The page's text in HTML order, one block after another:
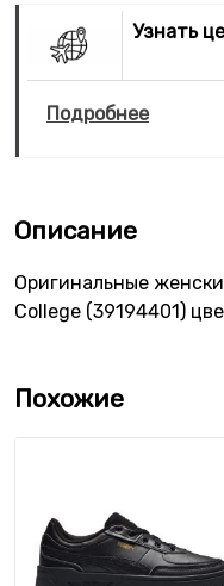
Узнать
Подробнее
Описание
Оригинальные
College (39194401)
Похожие